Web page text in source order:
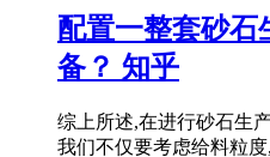
配置一整套砂石
备？ 知乎
综上所述,在进行砂石生
我们不仅要考虑给料粒